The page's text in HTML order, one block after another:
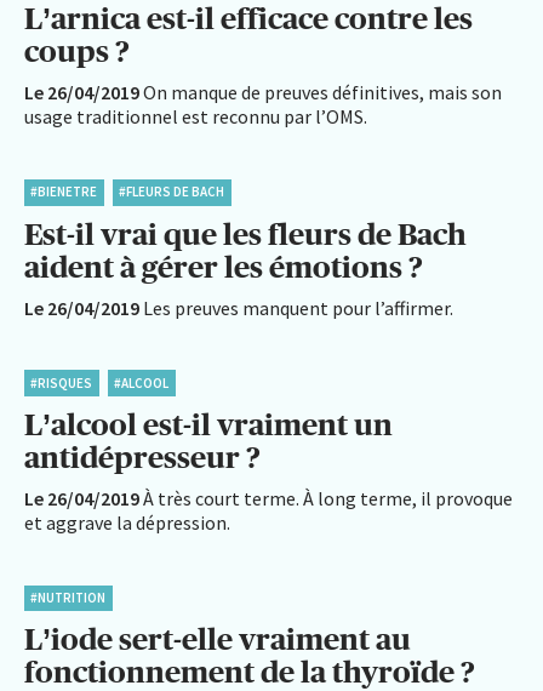
L’arnica est-il efficace contre les
coups ?
Le 26/04/2019On manque de preuves définitives, mais son
usage traditionnel est reconnu par l’OMS.
#BIENETRE #FLEURS DE BACH
Est-il vrai que les fleurs de Bach
aident à gérer les émotions ?
Le 26/04/2019 Les preuves manquent pour l’affirmer.
#RISQUES #ALCOOL
L’alcool est-il vraiment un
antidépresseur ?
Le 26/04/2019À très court terme. À long terme, il provoque
et aggrave la dépression.
#NUTRITION
L’iode sert-elle vraiment au
fonctionnement de la thyroïde ?